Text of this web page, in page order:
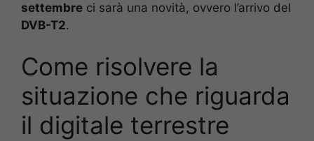
settembre ci sarà una novità, ovvero l’arrivo del
DVB-T2.
Come risolvere la
situazione che riguarda
il digitale terrestre